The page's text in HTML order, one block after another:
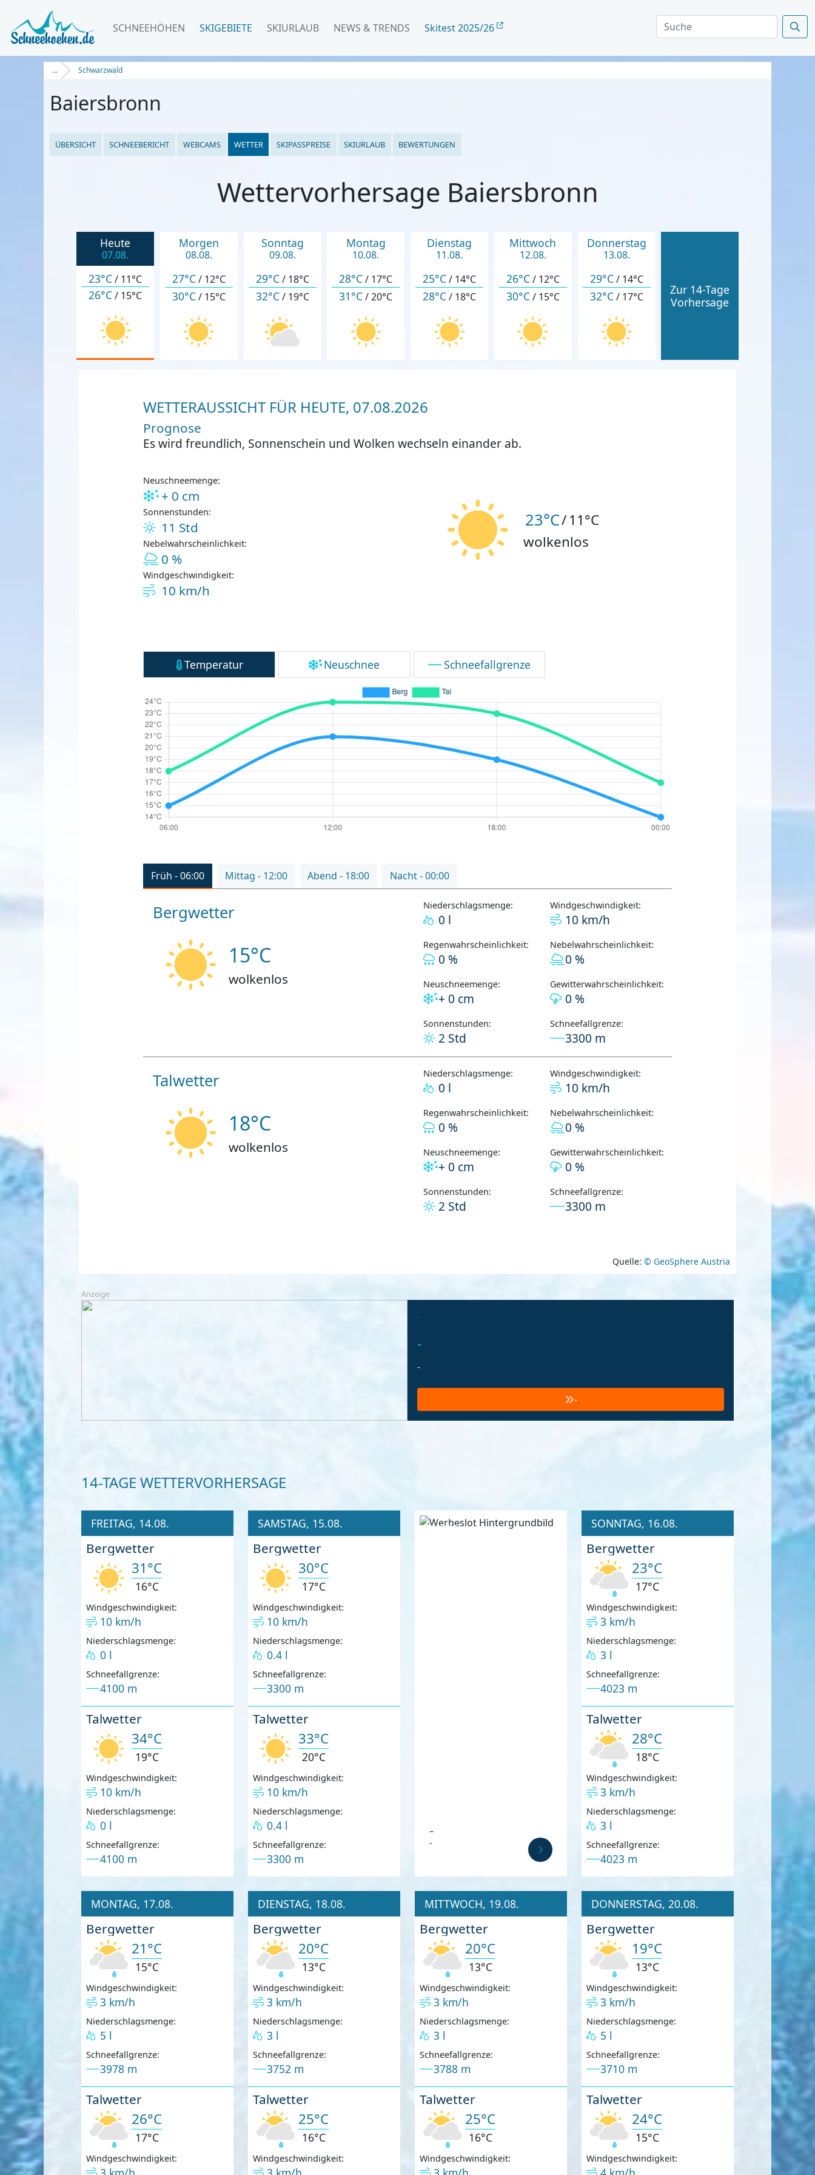
SCHNEEHÖHEN SKIGEBIETE SKIURLAUB NEWS & TRENDS Skitest 2025/26
... Schwarzwald
Baiersbronn
ÜBERSICHT SCHNEEBERICHT WEBCAMS WETTER SKIPASSPREISE SKIURLAUB BEWERTUNGEN
Wettervorhersage Baiersbronn
Heute
07.08.
23°C/ 11°C
26°C/ 15°C
Morgen
08.08.
27°C/ 12°C
30°C/ 15°C
Sonntag
09.08.
29°C/ 18°C
32°C/ 19°C
Montag
10.08.
28°C/ 17°C
31°C/20°C
Dienstag
11.08.
25°C/ 14°C
28°C/ 18°C
Mittwoch
12.08.
26°C/ 12°C
30°C/ 15°C
Donnerstag
13.08.
29°C/ 14°C
32°C/ 17°C
Zur 14-Tage
Vorhersage
WETTERAUSSICHT FÜR HEUTE, 07.08.2026
Prognose
Es wird freundlich, Sonnenschein und Wolken wechseln einander ab.
Neuschneemenge:
+ 0 cm
Sonnenstunden:
11 Std
Nebelwahrscheinlichkeit:
0 %
Windgeschwindigkeit:
10 km/h
23°C/11°C
wolkenlos
Temperatur Neuschnee Schneefallgrenze
Früh - 06:00 Mittag - 12:00 Abend - 18:00 Nacht - 00:00
Bergwetter
15°C
wolkenlos
Niederschlagsmenge:
0 l
Regenwahrscheinlichkeit:
0 %
Neuschneemenge:
+ 0 cm
Sonnenstunden:
2 Std
Windgeschwindigkeit:
10 km/h
Nebelwahrscheinlichkeit:
0 %
Gewitterwahrscheinlichkeit:
0 %
Schneefallgrenze:
3300 m
Talwetter
18°C
wolkenlos
Niederschlagsmenge:
0 l
Regenwahrscheinlichkeit:
0 %
Neuschneemenge:
+ 0 cm
Sonnenstunden:
2 Std
Windgeschwindigkeit:
10 km/h
Nebelwahrscheinlichkeit:
0 %
Gewitterwahrscheinlichkeit:
0 %
Schneefallgrenze:
3300 m
Quelle: © GeoSphere Austria
Anzeige
-
-
-
-
14-TAGE WETTERVORHERSAGE
FREITAG, 14.08.
Bergwetter
31°C
16°C
Windgeschwindigkeit:
10 km/h
Niederschlagsmenge:
0 l
Schneefallgrenze:
4100 m
Talwetter
34°C
19°C
Windgeschwindigkeit:
10 km/h
Niederschlagsmenge:
0 l
Schneefallgrenze:
4100 m
SAMSTAG, 15.08.
Bergwetter
30°C
17°C
Windgeschwindigkeit:
10 km/h
Niederschlagsmenge:
0.4 l
Schneefallgrenze:
3300 m
Talwetter
33°C
20°C
Windgeschwindigkeit:
10 km/h
Niederschlagsmenge:
0.4 l
Schneefallgrenze:
3300 m
Anzeige
-
-
SONNTAG, 16.08.
Bergwetter
23°C
17°C
Windgeschwindigkeit:
3 km/h
Niederschlagsmenge:
3 l
Schneefallgrenze:
4023 m
Talwetter
28°C
18°C
Windgeschwindigkeit:
3 km/h
Niederschlagsmenge:
3 l
Schneefallgrenze:
4023 m
MONTAG, 17.08.
Bergwetter
21°C
15°C
Windgeschwindigkeit:
3 km/h
Niederschlagsmenge:
5 l
Schneefallgrenze:
3978 m
Talwetter
26°C
17°C
Windgeschwindigkeit:
DIENSTAG, 18.08.
Bergwetter
20°C
13°C
Windgeschwindigkeit:
3 km/h
Niederschlagsmenge:
3 l
Schneefallgrenze:
3752 m
Talwetter
25°C
16°C
Windgeschwindigkeit:
MITTWOCH, 19.08.
Bergwetter
20°C
13°C
Windgeschwindigkeit:
3 km/h
Niederschlagsmenge:
3 l
Schneefallgrenze:
3788 m
Talwetter
25°C
16°C
Windgeschwindigkeit:
DONNERSTAG, 20.08.
Bergwetter
19°C
13°C
Windgeschwindigkeit:
3 km/h
Niederschlagsmenge:
5 l
Schneefallgrenze:
3710 m
Talwetter
24°C
15°C
Windgeschwindigkeit: